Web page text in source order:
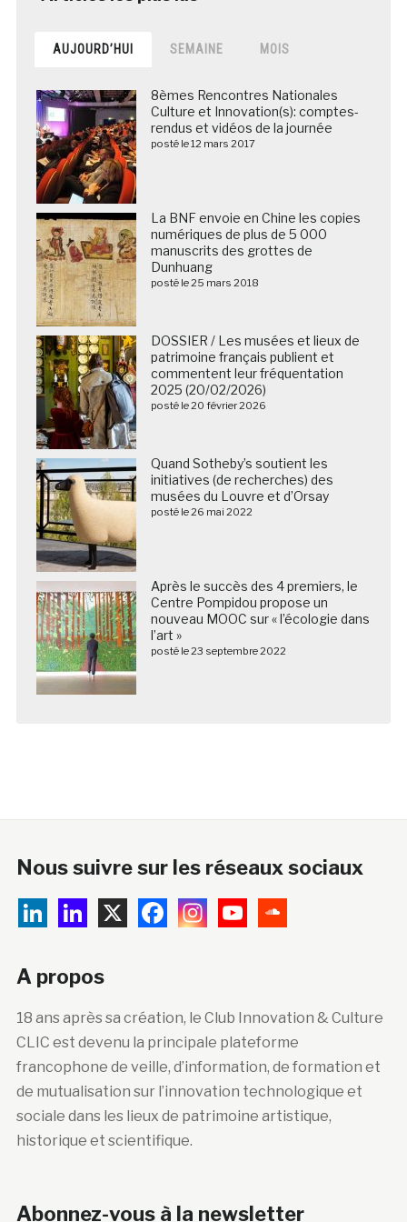
AUJOURD’HUI SEMAINE MOIS
8èmes Rencontres Nationales
Culture et Innovation(s): comptes-
rendus et vidéos de la journée
posté le 12 mars 2017
La BNF envoie en Chine les copies
numériques de plus de 5 000
manuscrits des grottes de
Dunhuang
posté le 25 mars 2018
DOSSIER / Les musées et lieux de
patrimoine français publient et
commentent leur fréquentation
2025 (20/02/2026)
posté le 20 février 2026
Quand Sotheby’s soutient les
initiatives (de recherches) des
musées du Louvre et d’Orsay
posté le 26 mai 2022
Après le succès des 4 premiers, le
Centre Pompidou propose un
nouveau MOOC sur « l’écologie dans
l’art »
posté le 23 septembre 2022
Nous suivre sur les réseaux sociaux
A propos
18 ans après sa création, le Club Innovation & Culture
CLIC est devenu la principale plateforme
francophone de veille, d’information, de formation et
de mutualisation sur l’innovation technologique et
sociale dans les lieux de patrimoine artistique,
historique et scientifique.
Abonnez-vous à la newsletter